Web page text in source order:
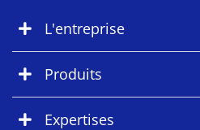
L'entreprise
Produits
Expertises